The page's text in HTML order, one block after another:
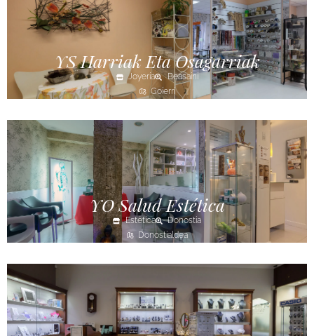
YS Harriak Eta Osagarriak
Joyería
Beasaini
Goierri
YO Salud Estética
Estética
Donostia
Donostialdea